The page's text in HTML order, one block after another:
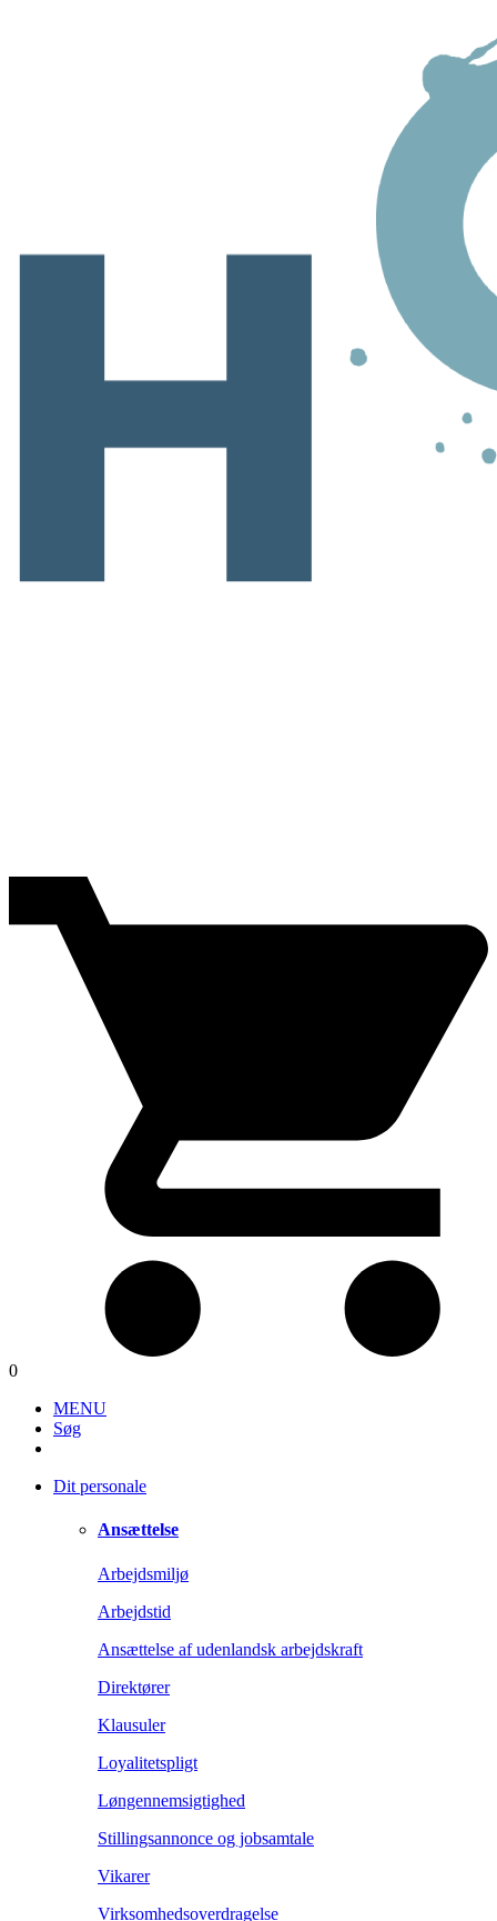
0
MENU
Søg
Dit personale
Ansættelse
Arbejdsmiljø
Arbejdstid
Ansættelse af udenlandsk arbejdskraft
Direktører
Klausuler
Loyalitetspligt
Løngennemsigtighed
Stillingsannonce og jobsamtale
Vikarer
Virksomhedsoverdragelse